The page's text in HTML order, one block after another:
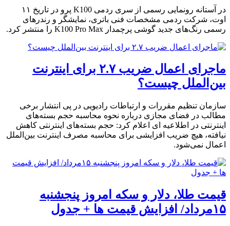
در آستانه رونمایی رسمی از سری ردمی K100 پرو در تاریخ ۱۱
اوت، شرکت ردمی مشخصات فنی باتری، نمایشگر و رندرهای
رسمی رنگ‌های جدید گوشی پرچمدار K100 Pro Max را منتشر کرد.
ماجرای اعمال ضریب ۲.۷ برای اینترنت
بین‌الملل چیست؟
سازمان تنظیم مقررات و ارتباطات رادیویی در پی انتشار برخی
مطالب در فضای مجازی درباره نحوه محاسبه حجم بسته‌های
اینترنتی در اطلاعیه ای اعلام کرد: حجم بسته‌های اینترنتی کاهش
نیافته، هیچ ضریب افزایشی برای محاسبه مصرف اینترنت بین‌الملل
اعمال نمی‌شود.
قیمت طلا، دلار و سکه امروز پنجشنبه
۱۵مرداد/ افزایش قیمت ها + جدول